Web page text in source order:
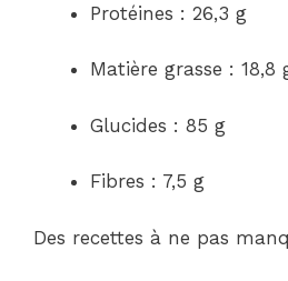
Protéines : 26,3 g
Matière grasse : 18,8
Glucides : 85 g
Fibres : 7,5 g
Des recettes à ne pas